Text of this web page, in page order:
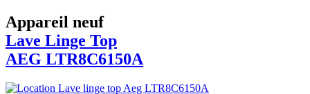
Appareil neuf
Lave Linge Top
AEG LTR8C6150A